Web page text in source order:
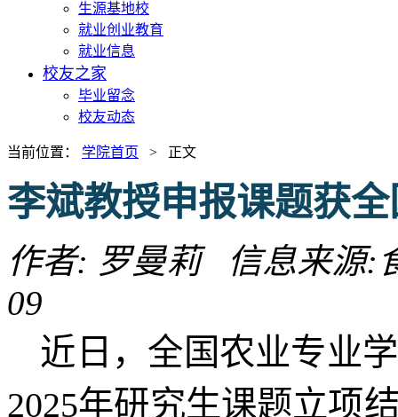
生源基地校
就业创业教育
就业信息
校友之家
毕业留念
校友动态
当前位置： 学院首页 > 正文
李斌教授申报课题获
作者: 罗曼莉 信息来源:
09
近日，全国农业专业
2025年研究生课题立项